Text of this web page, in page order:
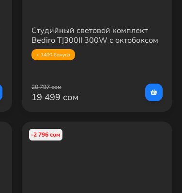
Студийный световой комплект
Bediro TJ300II 300W с октобоксом
95 см и усиленной стойкой
+ 1400 бонуса
20 797 сом
19 499 сом
-2 796 сом